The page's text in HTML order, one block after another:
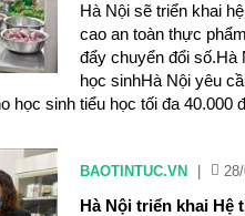
Hà Nội sẽ triển khai
cao an toàn thực
đẩy chuyển đổi số.Hà
học sinhHà Nội yêu
học sinh tiểu học tối đa 40.000
BAOTINTUC.VN
Hà Nội triển khai